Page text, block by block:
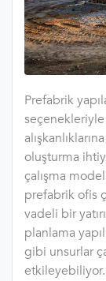
Prefabrik
seçenekleriyle
oluşturma
çalışma
prefabrik ofis
vadeli bir
planlama
gibi unsurlar
etkileyebiliyor.